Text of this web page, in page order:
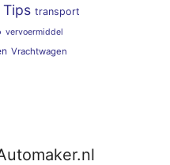
Tips transport
vervoermiddel
Vrachtwagen